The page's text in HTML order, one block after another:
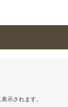
示されます。